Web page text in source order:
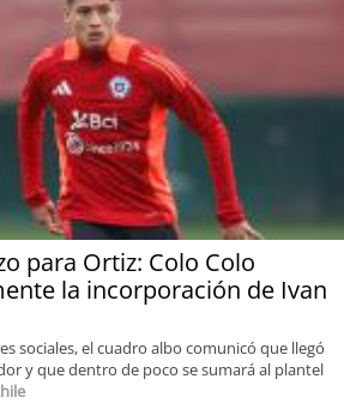
para Ortiz: Colo Colo
la incorporación de Ivan
sociales, el cuadro albo comunicó que llegó
y que dentro de poco se sumará al plantel